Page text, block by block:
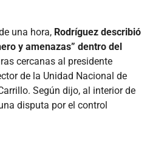
una hora, Rodríguez describió
y amenazas” dentro del
cercanas al presidente
de la Unidad Nacional de
Según dijo, al interior de
disputa por el control